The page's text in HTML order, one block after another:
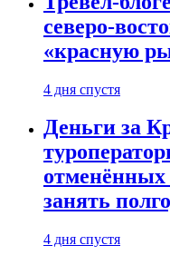
северо-
«красную
4 дня спустя
Деньги за
отменённых
занять
4 дня спустя